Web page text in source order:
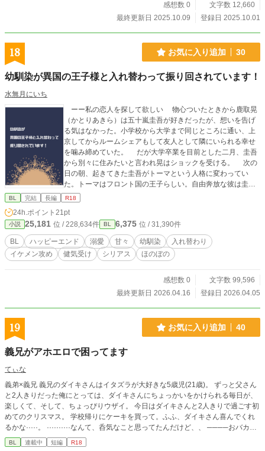
感想数 0
文字数 12,660
最終更新日 2025.10.09
登録日 2025.10.01
18 お気に入り追加 30
幼馴染が異国の王子様と入れ替わって振り回されています！
水無月にいち
ーー私の恋人を探して欲しい 物心ついたときから鹿取晃
（かとりあきら）は五十嵐圭吾が好きだったが、想いを告げ
る気はなかった。小学校から大学まで同じところに通い、上
京してからルームシェアもして友人として隣にいられる幸せ
を噛み締めていた。 だが大学卒業を目前とした二月、圭吾
から別々に住みたいと言われ晃はショックを受ける。 次の
日の朝、起きてきた圭吾がトーマという人格に変わってい
た。トーマはフロント国の王子らしい。自由奔放な彼は圭吾
とあまりの違いに翻弄される。 けれどどんなわがままも大
マに恋人であるシリウスを探して欲しいとお願いされ、圭吾
の顔に負けてしまい承諾してしまったのだ。 異国の王子と
入れ替わってしまった好きな人を取り戻すために、圭吾は顔
もわからない恋人を探すことにする。
BL 完結 長編 R18
24h.ポイント 21pt
小説 25,181 位 / 228,634件 BL 6,375 位 / 31,390件
BL ハッピーエンド 溺愛 甘々 幼馴染
入れ替わり
イケメン攻め
健気受け シリアス ほのぼの
感想数 0
文字数 99,596
最終更新日 2026.04.16
登録日 2026.04.05
19 お気に入り追加 40
義兄がアホエロで困ってます
てぃな
義弟×義兄 義兄のダイキさんはイタズラが大好きな5歳児(21歳)。 ずっと父さん
と2人きりだった俺にとっては、ダイキさんにちょっかいをかけられる毎日が、
楽しくて、そして、ちょっぴりウザイ。 今日はダイキさんと2人きりで過ごす初
めてのクリスマス。 学校帰りにケーキを買って。ふふ、ダイキさん喜んでくれ
るかな·····。 ··········なんて、呑気なこと思ってたんだけど、、 ────おバカで
アホな義兄が、えっちに乱れまくっちゃうお話。
BL 連載中 短編 R18